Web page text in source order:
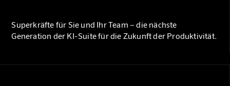
Superkräfte für Sie und Ihr Team – die nächste
Generation der KI-Suite für die Zukunft der Produktivität.